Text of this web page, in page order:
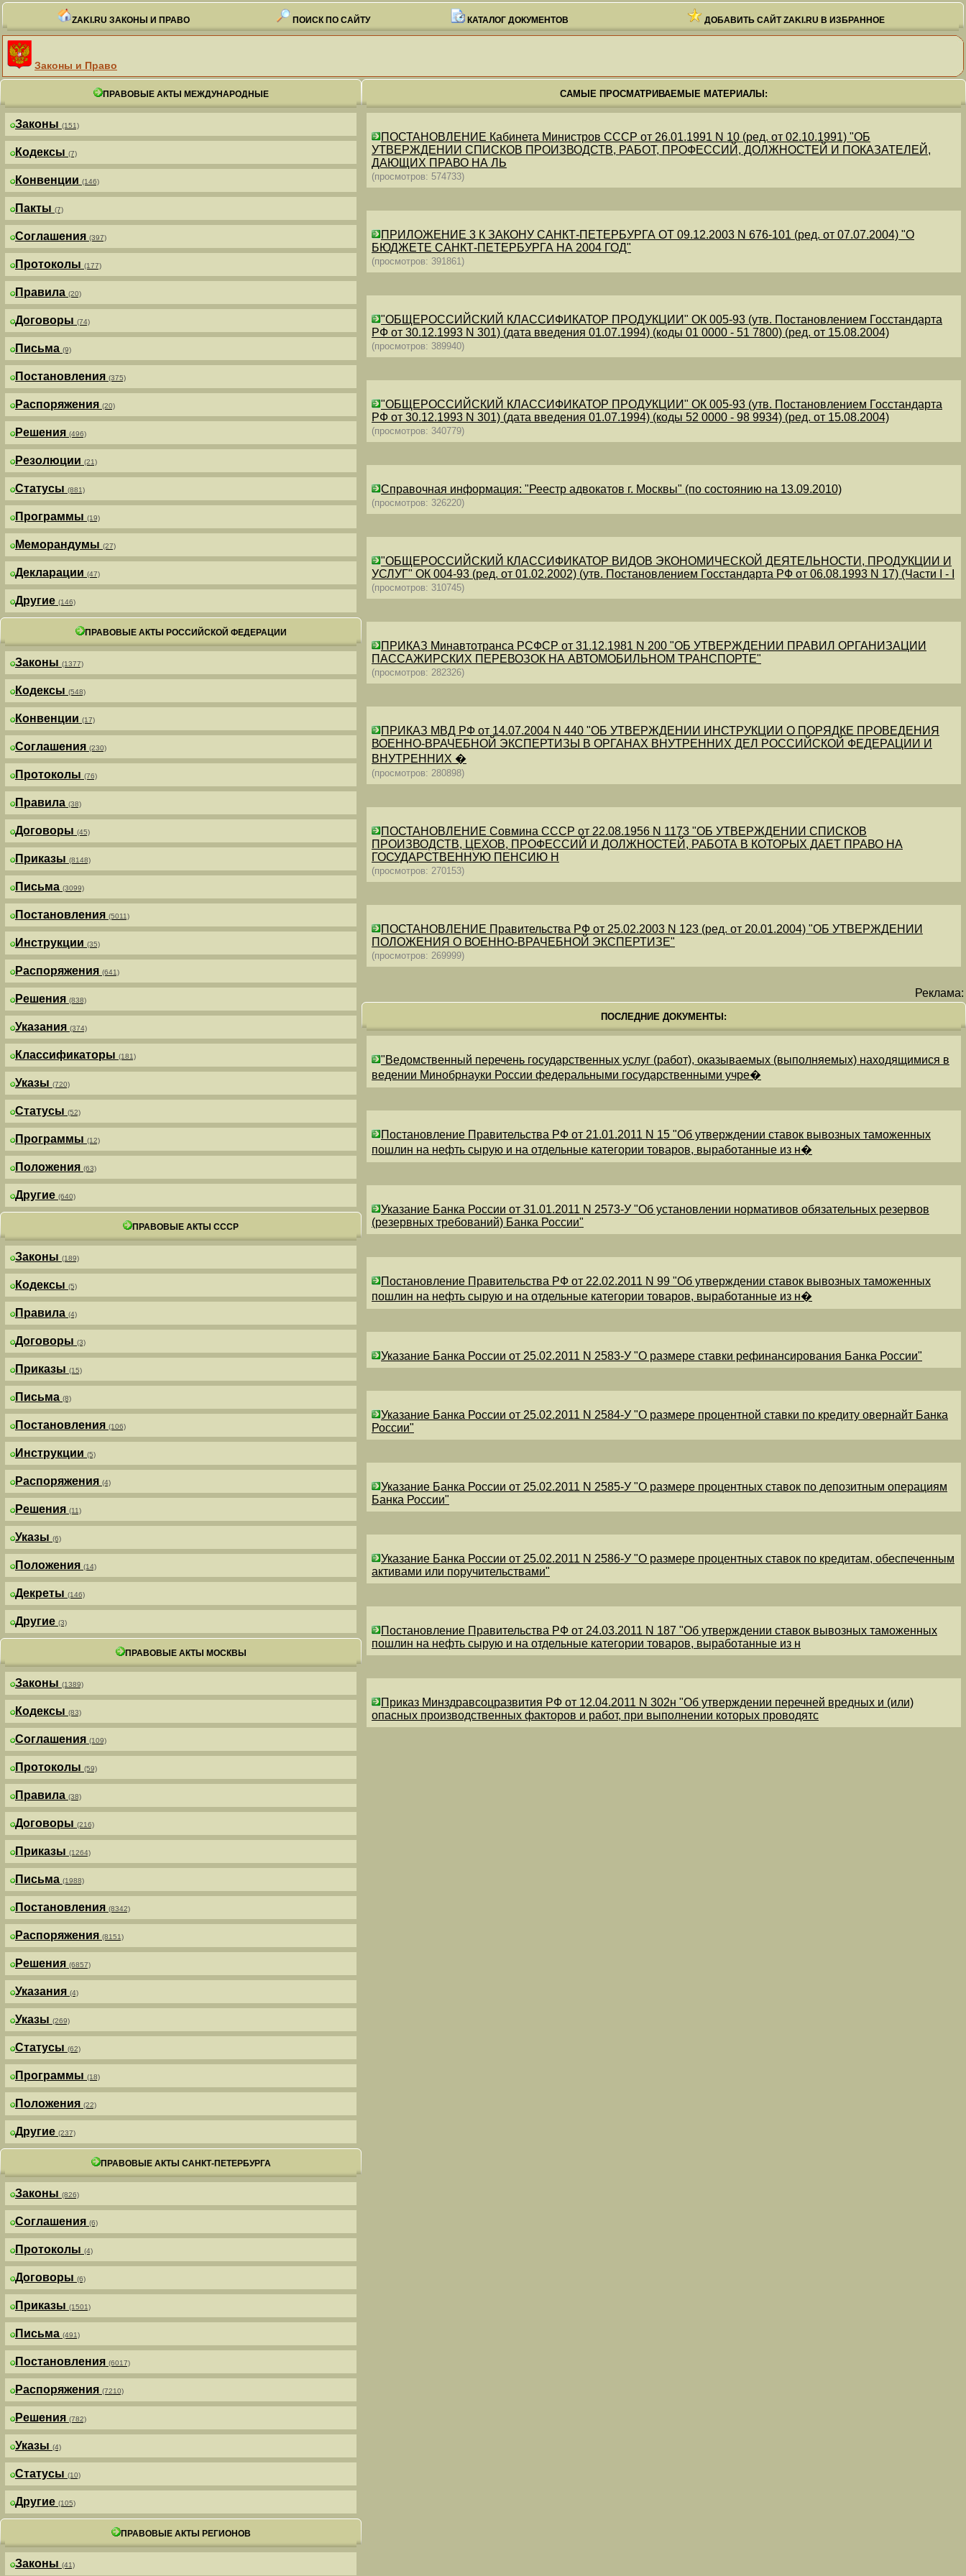
ZAKI.RU ЗАКОНЫ И ПРАВО ПОИСК ПО САЙТУ КАТАЛОГ ДОКУМЕНТОВ ДОБАВИТЬ САЙТ ZAKI.RU В ИЗБРАННОЕ
Законы и Право
ПРАВОВЫЕ АКТЫ МЕЖДУНАРОДНЫЕ
Законы (151)
Кодексы (7)
Конвенции (146)
Пакты (7)
Соглашения (397)
Протоколы (177)
Правила (20)
Договоры (74)
Письма (9)
Постановления (375)
Распоряжения (20)
Решения (496)
Резолюции (21)
Статусы (881)
Программы (19)
Меморандумы (27)
Декларации (47)
Другие (146)
ПРАВОВЫЕ АКТЫ РОССИЙСКОЙ ФЕДЕРАЦИИ
Законы (1377)
Кодексы (548)
Конвенции (17)
Соглашения (230)
Протоколы (76)
Правила (38)
Договоры (45)
Приказы (8148)
Письма (3099)
Постановления (5011)
Инструкции (35)
Распоряжения (641)
Решения (838)
Указания (374)
Классификаторы (181)
Указы (720)
Статусы (52)
Программы (12)
Положения (63)
Другие (640)
ПРАВОВЫЕ АКТЫ СССР
Законы (189)
Кодексы (5)
Правила (4)
Договоры (3)
Приказы (15)
Письма (8)
Постановления (106)
Инструкции (5)
Распоряжения (4)
Решения (11)
Указы (6)
Положения (14)
Декреты (146)
Другие (3)
ПРАВОВЫЕ АКТЫ МОСКВЫ
Законы (1389)
Кодексы (83)
Соглашения (109)
Протоколы (59)
Правила (38)
Договоры (216)
Приказы (1264)
Письма (1988)
Постановления (8342)
Распоряжения (8151)
Решения (6857)
Указания (4)
Указы (269)
Статусы (62)
Программы (18)
Положения (22)
Другие (237)
ПРАВОВЫЕ АКТЫ САНКТ-ПЕТЕРБУРГА
Законы (826)
Соглашения (6)
Протоколы (4)
Договоры (6)
Приказы (1501)
Письма (491)
Постановления (6017)
Распоряжения (7210)
Решения (782)
Указы (4)
Статусы (10)
Другие (105)
ПРАВОВЫЕ АКТЫ РЕГИОНОВ
Законы (41)
САМЫЕ ПРОСМАТРИВАЕМЫЕ МАТЕРИАЛЫ:
ПОСТАНОВЛЕНИЕ Кабинета Министров СССР от 26.01.1991 N 10 (ред. от 02.10.1991) "ОБ
УТВЕРЖДЕНИИ СПИСКОВ ПРОИЗВОДСТВ, РАБОТ, ПРОФЕССИЙ, ДОЛЖНОСТЕЙ И ПОКАЗАТЕЛЕЙ,
ДАЮЩИХ ПРАВО НА ЛЬ
(просмотров: 574733)
ПРИЛОЖЕНИЕ 3 К ЗАКОНУ САНКТ-ПЕТЕРБУРГА ОТ 09.12.2003 N 676-101 (ред. от 07.07.2004) "О
БЮДЖЕТЕ САНКТ-ПЕТЕРБУРГА НА 2004 ГОД"
(просмотров: 391861)
"ОБЩЕРОССИЙСКИЙ КЛАССИФИКАТОР ПРОДУКЦИИ" ОК 005-93 (утв. Постановлением Госстандарта
РФ от 30.12.1993 N 301) (дата введения 01.07.1994) (коды 01 0000 - 51 7800) (ред. от 15.08.2004)
(просмотров: 389940)
"ОБЩЕРОССИЙСКИЙ КЛАССИФИКАТОР ПРОДУКЦИИ" ОК 005-93 (утв. Постановлением Госстандарта
РФ от 30.12.1993 N 301) (дата введения 01.07.1994) (коды 52 0000 - 98 9934) (ред. от 15.08.2004)
(просмотров: 340779)
Справочная информация: "Реестр адвокатов г. Москвы" (по состоянию на 13.09.2010)
(просмотров: 326220)
"ОБЩЕРОССИЙСКИЙ КЛАССИФИКАТОР ВИДОВ ЭКОНОМИЧЕСКОЙ ДЕЯТЕЛЬНОСТИ, ПРОДУКЦИИ И
УСЛУГ" ОК 004-93 (ред. от 01.02.2002) (утв. Постановлением Госстандарта РФ от 06.08.1993 N 17) (Части I - I
(просмотров: 310745)
ПРИКАЗ Минавтотранса РСФСР от 31.12.1981 N 200 "ОБ УТВЕРЖДЕНИИ ПРАВИЛ ОРГАНИЗАЦИИ
ПАССАЖИРСКИХ ПЕРЕВОЗОК НА АВТОМОБИЛЬНОМ ТРАНСПОРТЕ"
(просмотров: 282326)
ПРИКАЗ МВД РФ от 14.07.2004 N 440 "ОБ УТВЕРЖДЕНИИ ИНСТРУКЦИИ О ПОРЯДКЕ ПРОВЕДЕНИЯ
ВОЕННО-ВРАЧЕБНОЙ ЭКСПЕРТИЗЫ В ОРГАНАХ ВНУТРЕННИХ ДЕЛ РОССИЙСКОЙ ФЕДЕРАЦИИ И
ВНУТРЕННИХ �
(просмотров: 280898)
ПОСТАНОВЛЕНИЕ Совмина СССР от 22.08.1956 N 1173 "ОБ УТВЕРЖДЕНИИ СПИСКОВ
ПРОИЗВОДСТВ, ЦЕХОВ, ПРОФЕССИЙ И ДОЛЖНОСТЕЙ, РАБОТА В КОТОРЫХ ДАЕТ ПРАВО НА
ГОСУДАРСТВЕННУЮ ПЕНСИЮ Н
(просмотров: 270153)
ПОСТАНОВЛЕНИЕ Правительства РФ от 25.02.2003 N 123 (ред. от 20.01.2004) "ОБ УТВЕРЖДЕНИИ
ПОЛОЖЕНИЯ О ВОЕННО-ВРАЧЕБНОЙ ЭКСПЕРТИЗЕ"
(просмотров: 269999)
Реклама:
ПОСЛЕДНИЕ ДОКУМЕНТЫ:
"Ведомственный перечень государственных услуг (работ), оказываемых (выполняемых) находящимися в
ведении Минобрнауки России федеральными государственными учре�
Постановление Правительства РФ от 21.01.2011 N 15 "Об утверждении ставок вывозных таможенных
пошлин на нефть сырую и на отдельные категории товаров, выработанные из н�
Указание Банка России от 31.01.2011 N 2573-У "Об установлении нормативов обязательных резервов
(резервных требований) Банка России"
Постановление Правительства РФ от 22.02.2011 N 99 "Об утверждении ставок вывозных таможенных
пошлин на нефть сырую и на отдельные категории товаров, выработанные из н�
Указание Банка России от 25.02.2011 N 2583-У "О размере ставки рефинансирования Банка России"
Указание Банка России от 25.02.2011 N 2584-У "О размере процентной ставки по кредиту овернайт Банка
России"
Указание Банка России от 25.02.2011 N 2585-У "О размере процентных ставок по депозитным операциям
Банка России"
Указание Банка России от 25.02.2011 N 2586-У "О размере процентных ставок по кредитам, обеспеченным
активами или поручительствами"
Постановление Правительства РФ от 24.03.2011 N 187 "Об утверждении ставок вывозных таможенных
пошлин на нефть сырую и на отдельные категории товаров, выработанные из н
Приказ Минздравсоцразвития РФ от 12.04.2011 N 302н "Об утверждении перечней вредных и (или)
опасных производственных факторов и работ, при выполнении которых проводятс